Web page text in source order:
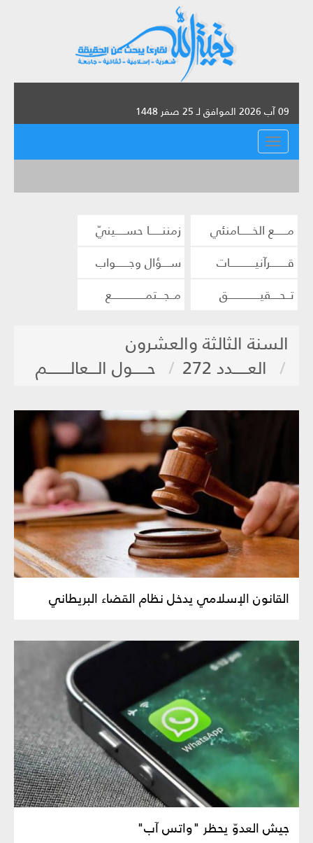
09 آب 2026 الموافق لـ 25 صفر 1448
القائمة
مــــــع الخــــــامنئي
زمننــــــا حســـــينيّ
قــــــــرآنيــــــــــــات
ســــؤال وجــــــواب
تــحــــقيـــــــــــــــق
مــجـــتمــــــــــــــــع
السنة الثالثة والعشرون
العـــــدد 272
حـــــول الـــعالــــــــم
القانون الإسلامي يدخل نظام القضاء البريطاني
جيش العدوّ يحظر "واتس آب"